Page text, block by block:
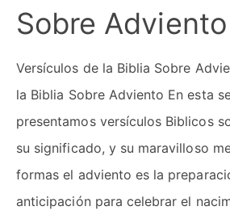
Sobre Adviento
Versículos de la Biblia Sobre
la Biblia Sobre Adviento En esta
presentamos versículos Biblicos
su significado, y su maravilloso
formas el adviento es la
anticipación para celebrar el